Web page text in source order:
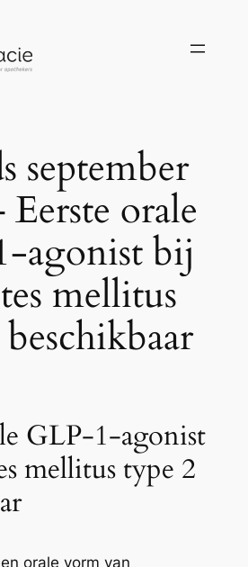
september
orale
agonist bij
mellitus
GLP-1-agonist
mellitus type 2
orale vorm van